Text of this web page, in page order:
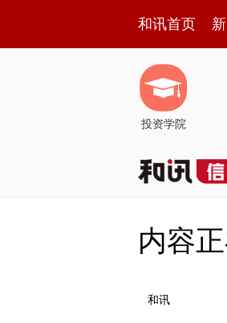
和讯首页
投资学院
内容
和讯